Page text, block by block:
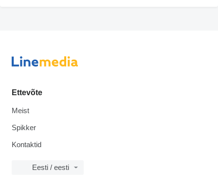
Ettevõte
Meist
Spikker
Kontaktid
Eesti / eesti